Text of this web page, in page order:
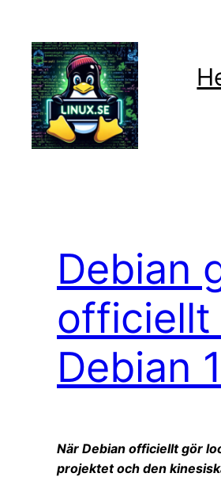
innehåll
Debian
officiellt
Debian
När Debian officiellt gör
projektet och den